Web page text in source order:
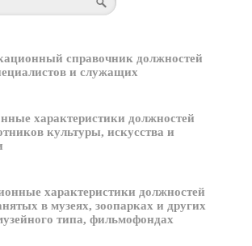
справочник должностей
и служащих
характеристики должностей
культуры, искусства и
характеристики должностей
в музеях, зоопарках и других
типа, фильмофондах